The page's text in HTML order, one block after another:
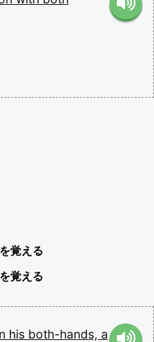
覚える
覚える
his both-hands, a